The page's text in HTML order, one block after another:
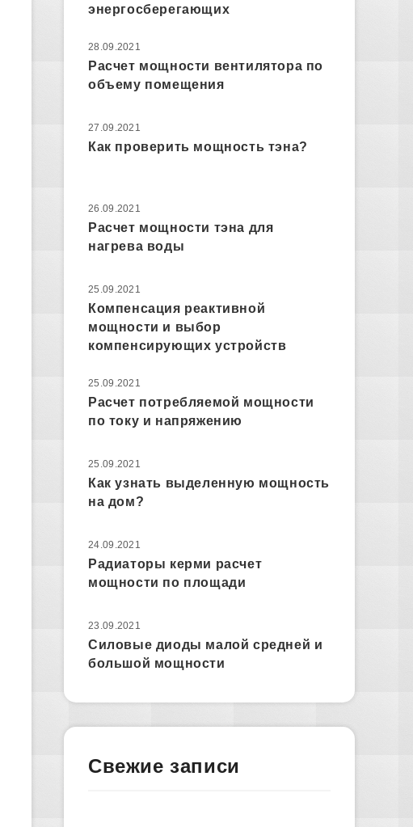
энергосберегающих
28.09.2021
Расчет мощности вентилятора по
объему помещения
27.09.2021
Как проверить мощность тэна?
26.09.2021
Расчет мощности тэна для
нагрева воды
25.09.2021
Компенсация реактивной
мощности и выбор
компенсирующих устройств
25.09.2021
Расчет потребляемой мощности
по току и напряжению
25.09.2021
Как узнать выделенную мощность
на дом?
24.09.2021
Радиаторы керми расчет
мощности по площади
23.09.2021
Силовые диоды малой средней и
большой мощности
Свежие записи